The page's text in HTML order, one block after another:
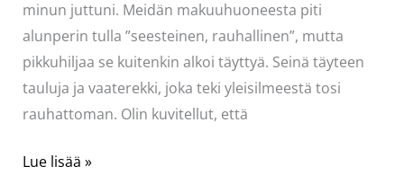
minun juttuni. Meidän makuuhuoneesta piti
alunperin tulla ”seesteinen, rauhallinen”, mutta
pikkuhiljaa se kuitenkin alkoi täyttyä. Seinä täyteen
tauluja ja vaaterekki, joka teki yleisilmeestä tosi
rauhattoman. Olin kuvitellut, että
Iloa
Lue lisää »